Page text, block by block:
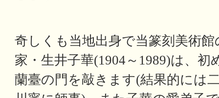
奇しくも当地出身で当篆刻美術
家・生井子華(1904～1989)は、
蘭臺の門を敲きます(結果的には